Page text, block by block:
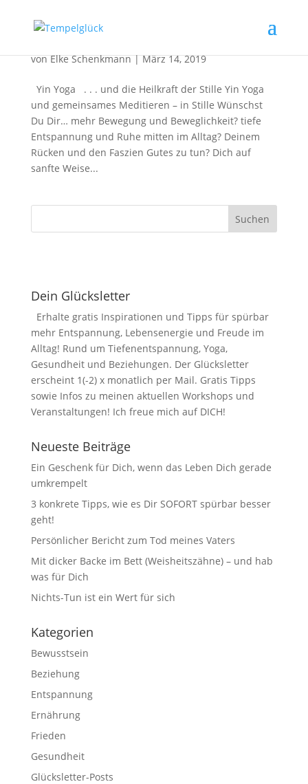
vonElke Schenkmann|März 14, 2019
Yin Yoga . . . und die Heilkraft der Stille Yin Yoga
und gemeinsames Meditieren – in Stille Wünschst
Du Dir… mehr Bewegung und Beweglichkeit? tiefe
Entspannung und Ruhe mitten im Alltag? Deinem
Rücken und den Faszien Gutes zu tun? Dich auf
sanfte Weise...
Dein Glücksletter
Erhalte gratis Inspirationen und Tipps für spürbar
mehr Entspannung, Lebensenergie und Freude im
Alltag! Rund um Tiefenentspannung, Yoga,
Gesundheit und Beziehungen. Der Glücksletter
erscheint 1(-2) x monatlich per Mail. Gratis Tipps
sowie Infos zu meinen aktuellen Workshops und
Veranstaltungen! Ich freue mich auf DICH!
Neueste Beiträge
Ein Geschenk für Dich, wenn das Leben Dich gerade
umkrempelt
3 konkrete Tipps, wie es Dir SOFORT spürbar besser
geht!
Persönlicher Bericht zum Tod meines Vaters
Mit dicker Backe im Bett (Weisheitszähne) – und hab
was für Dich
Nichts-Tun ist ein Wert für sich
Kategorien
Bewusstsein
Beziehung
Entspannung
Ernährung
Frieden
Gesundheit
Glücksletter-Posts